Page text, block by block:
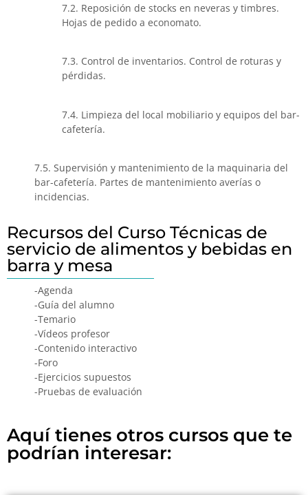
7.2. Reposición de stocks en neveras y timbres.
Hojas de pedido a economato.
7.3. Control de inventarios. Control de roturas y
pérdidas.
7.4. Limpieza del local mobiliario y equipos del bar-
cafetería.
7.5. Supervisión y mantenimiento de la maquinaria del
bar-cafetería. Partes de mantenimiento averías o
incidencias.
Recursos del Curso Técnicas de
servicio de alimentos y bebidas en
barra y mesa
-Agenda
-Guía del alumno
-Temario
-Vídeos profesor
-Contenido interactivo
-Foro
-Ejercicios supuestos
-Pruebas de evaluación
Aquí tienes otros cursos que te
podrían interesar: